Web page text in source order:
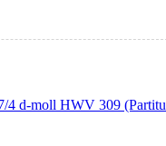
4 d-moll HWV 309